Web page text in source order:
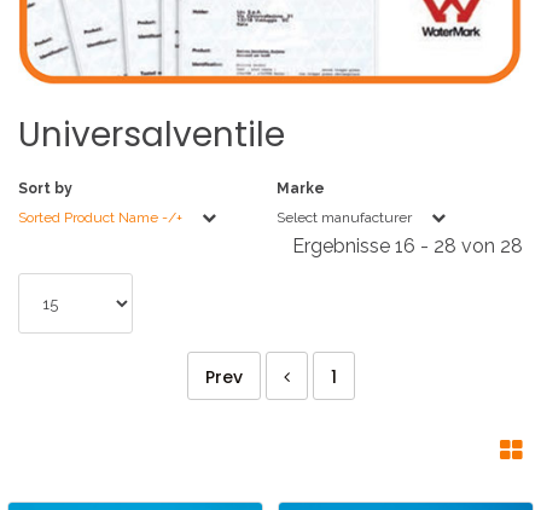
Universalventile
Sort by
Sorted Product Name -/+
Marke
Select manufacturer
Ergebnisse 16 - 28 von 28
Prev 1